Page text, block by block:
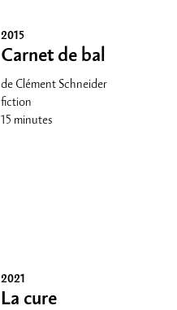
2015
Carnet de bal
de Clément Schneider
fiction
15 minutes
2021
La cure